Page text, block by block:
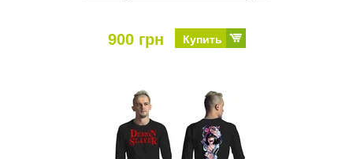
900 грн Купить